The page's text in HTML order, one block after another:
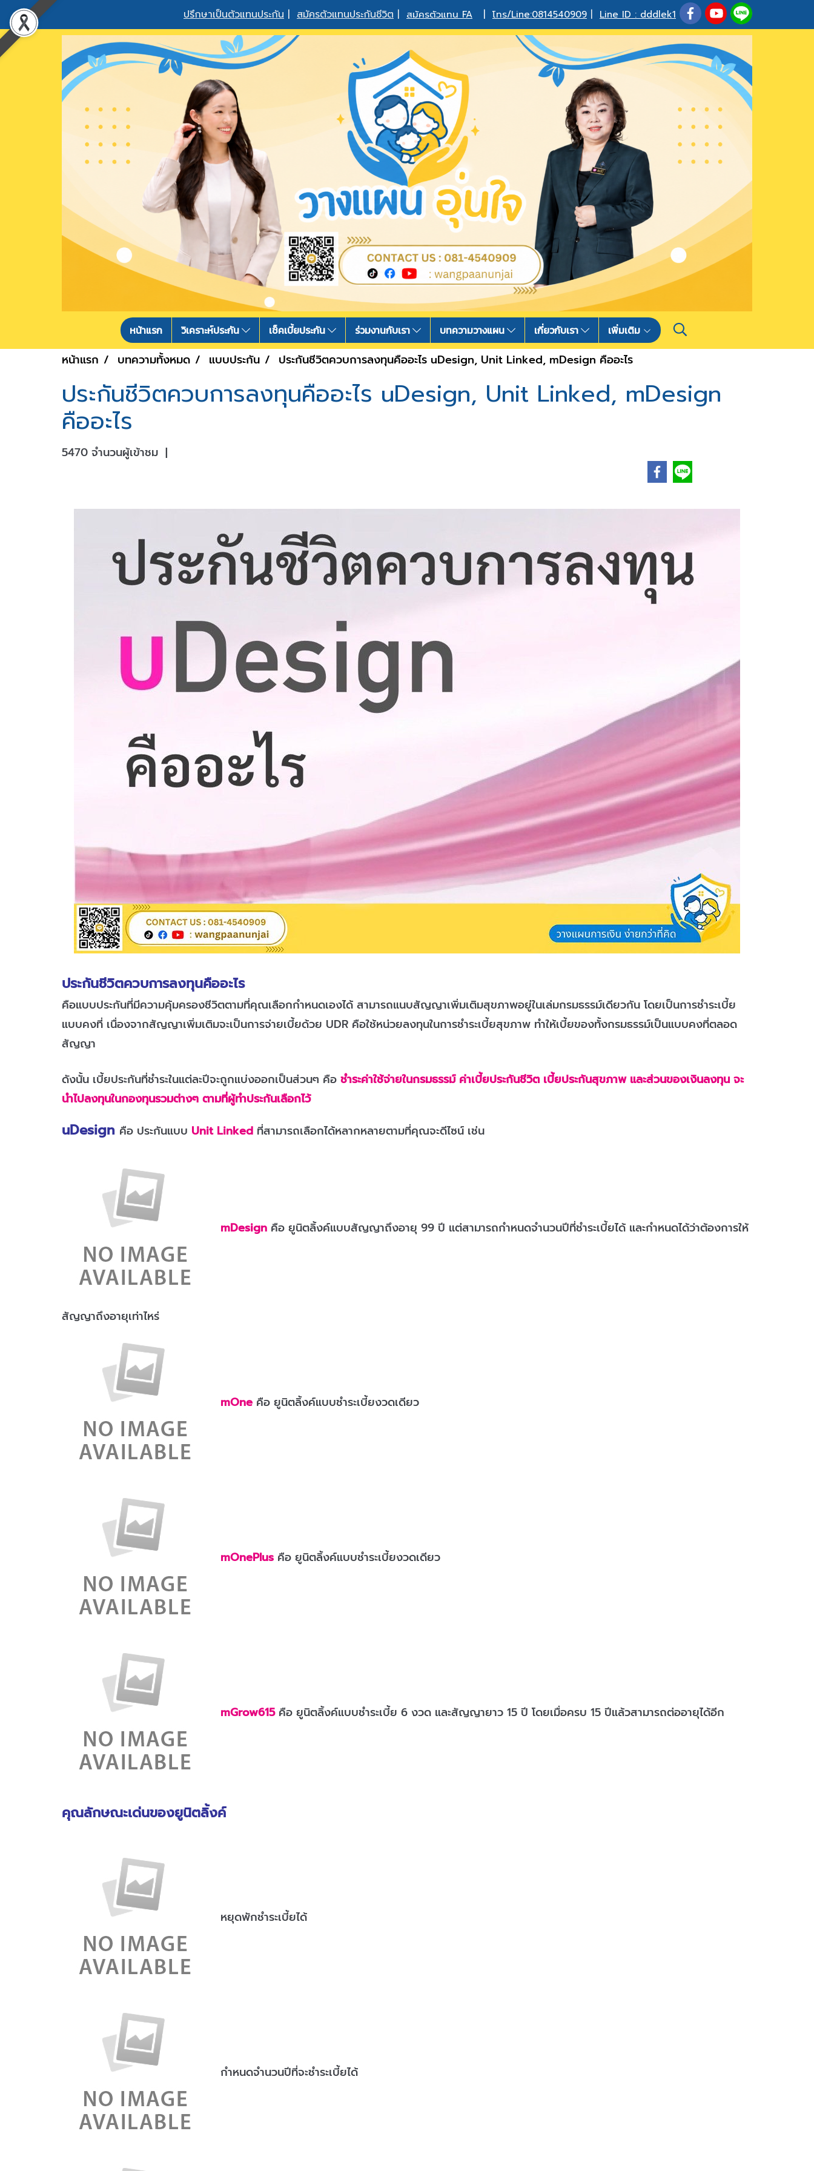
ปรึกษาเป็นตัวแทนประกัน | สมัครตัวแทนประกันชีวิต สมัครตัวแทน FA โทร/Line:0814540909 Line ID : dddlek1
หน้าแรก วิเคราะห์ประกัน เช็คเบี้ยประกัน ร่วมงานกับเรา บทความวางแผน เกี่ยวกับเรา เพิ่มเติม
หน้าแรก บทความทั้งหมด แบบประกัน ประกันชีวิตควบการลงทุนคืออะไร uDesign, Unit Linked, mDesign คืออะไร
ประกันชีวิตควบการลงทุนคืออะไร uDesign, Unit Linked, mDesign
คืออะไร
5470 จำนวนผู้เข้าชม |
ประกันชีวิตควบการลงทุนคืออะไร
คือแบบประกันที่มีความคุ้มครองชีวิตตามที่คุณเลือกกำหนดเองได้ สามารถแนบสัญญาเพิ่มเติมสุขภาพอยู่ในเล่มกรมธรรม์เดียวกัน โดยเป็นการชำระเบี้ย
แบบคงที่ เนื่องจากสัญญาเพิ่มเติมจะเป็นการจ่ายเบี้ยด้วย UDR คือใช้หน่วยลงทุนในการชำระเบี้ยสุขภาพ ทำให้เบี้ยของทั้งกรมธรรม์เป็นแบบคงที่ตลอด
สัญญา
ดังนั้น เบี้ยประกันที่ชำระในแต่ละปีจะถูกแบ่งออกเป็นส่วนๆ คือ ชำระค่าใช้จ่ายในกรมธรรม์ ค่าเบี้ยประกันชีวิต เบี้ยประกันสุขภาพ และส่วนของเงินลงทุน จะ
นำไปลงทุนในกองทุนรวมต่างๆ ตามที่ผู้ทำประกันเลือกไว้
uDesign คือ ประกันแบบ Unit Linked ที่สามารถเลือกได้หลากหลายตามที่คุณจะดีไซน์ เช่น
mDesign คือ ยูนิตลิ้งค์แบบสัญญาถึงอายุ 99 ปี แต่สามารถกำหนดจำนวนปีที่ชำระเบี้ยได้ และกำหนดได้ว่าต้องการให้
สัญญาถึงอายุเท่าไหร่
mOne คือ ยูนิตลิ้งค์แบบชำระเบี้ยงวดเดียว
mOnePlus คือ ยูนิตลิ้งค์แบบชำระเบี้ยงวดเดียว
mGrow615 คือ ยูนิตลิ้งค์แบบชำระเบี้ย 6 งวด และสัญญายาว 15 ปี โดยเมื่อครบ 15 ปีแล้วสามารถต่ออายุได้อีก
คุณลักษณะเด่นของยูนิตลิ้งค์
หยุดพักชำระเบี้ยได้
กำหนดจำนวนปีที่จะชำระเบี้ยได้